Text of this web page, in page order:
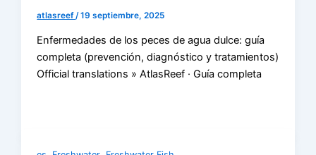
atlasreef/19 septiembre, 2025
Enfermedades de los peces de agua dulce: guía
completa (prevención, diagnóstico y tratamientos)
Official translations » AtlasReef · Guía completa